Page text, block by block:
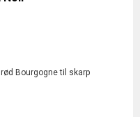
Bourgogne til skarp